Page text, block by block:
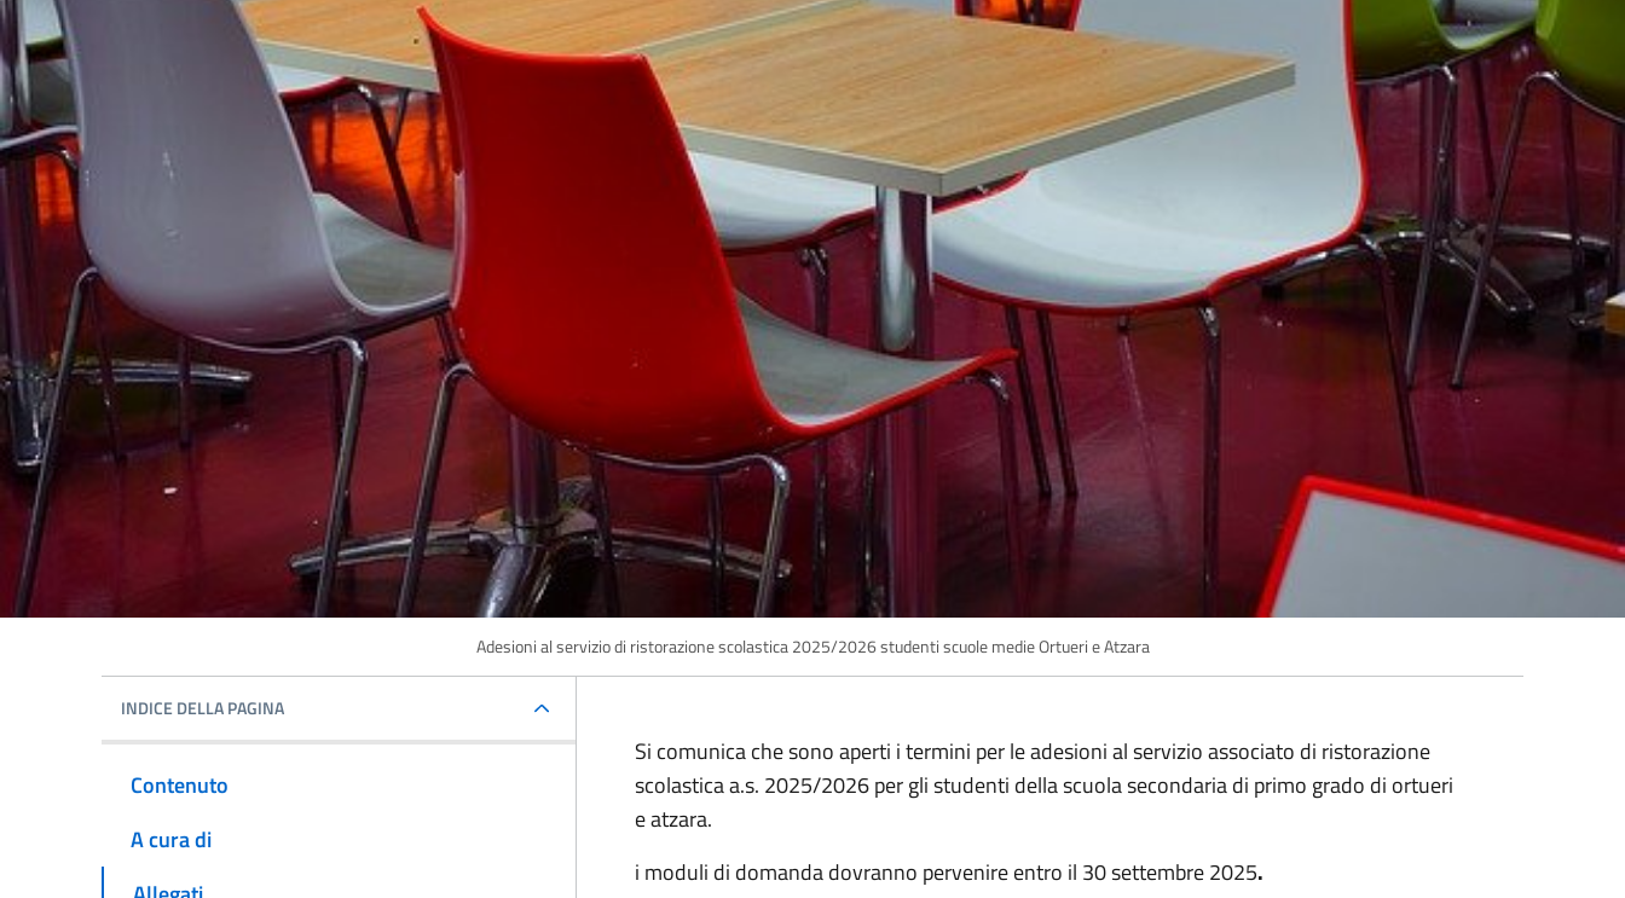
Adesioni al servizio di ristorazione scolastica 2025/2026 studenti scuole medie Ortueri e Atzara
INDICE DELLA PAGINA
Contenuto
A cura di
Si comunica che sono aperti i termini per le adesioni al servizio associato di ristorazione
scolastica a.s. 2025/2026 per gli studenti della scuola secondaria di primo grado di ortueri
e atzara.
i moduli di domanda dovranno pervenire entro il 30 settembre 2025.